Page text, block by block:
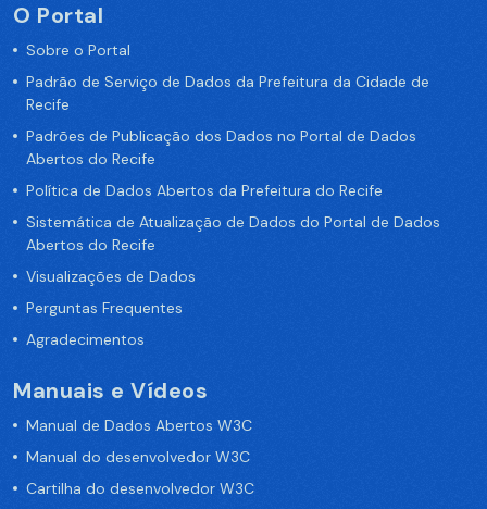
O Portal
Sobre o Portal
Padrão de Serviço de Dados da Prefeitura da Cidade de
Recife
Padrões de Publicação dos Dados no Portal de Dados
Abertos do Recife
Política de Dados Abertos da Prefeitura do Recife
Sistemática de Atualização de Dados do Portal de Dados
Abertos do Recife
Visualizações de Dados
Perguntas Frequentes
Agradecimentos
Manuais e Vídeos
Manual de Dados Abertos W3C
Manual do desenvolvedor W3C
Cartilha do desenvolvedor W3C